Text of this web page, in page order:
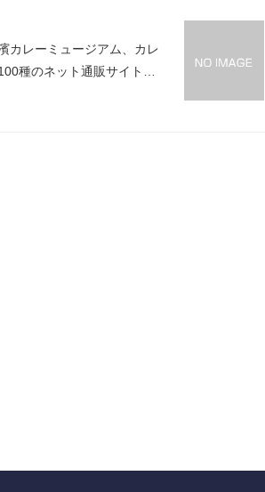
カレーミュージアム、カレ
種のネット通販サイトオ